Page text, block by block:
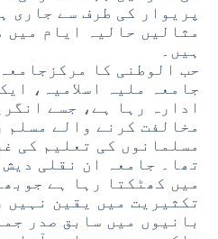
پریوار کی طرف سے جاری
مثالیں حالیہ ایام میں
ہیں۔
حب الوطنی کا مرکزجامعہ
جامعہ ملیہ اسلامیہ،
ادارہ رہا ہے، جسے
مخالفت کرنے والے مسلم
مسلمانوں کی تعلیم کی
تھا۔ جامعہ ان نقلی دیش
میں کھٹکتا رہا ہے
تکثیریت میں یقین نہیں
بانیوں میں سابق صدر